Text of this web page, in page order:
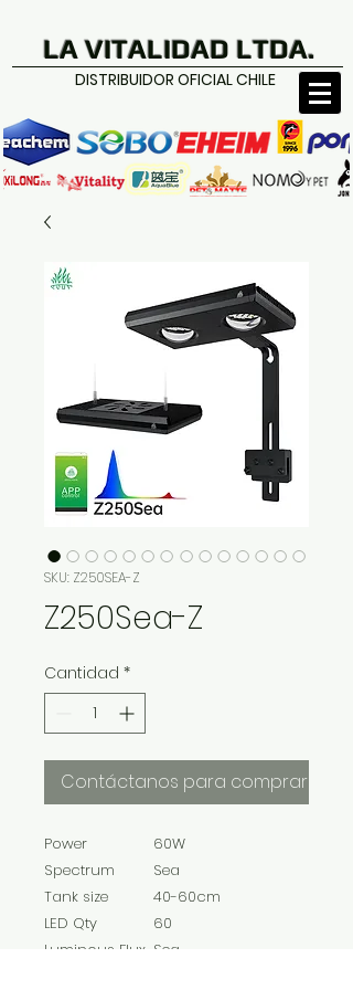
LA VITALIDAD LTDA.
DISTRIBUIDOR OFICIAL CHILE
SKU: Z250SEA-Z
Z250Sea-Z
Cantidad *
Contáctanos para comprar
Power
60W
Spectrum
Sea
Tank size
40-60cm
LED Qty
60
Luminous Flux Sea